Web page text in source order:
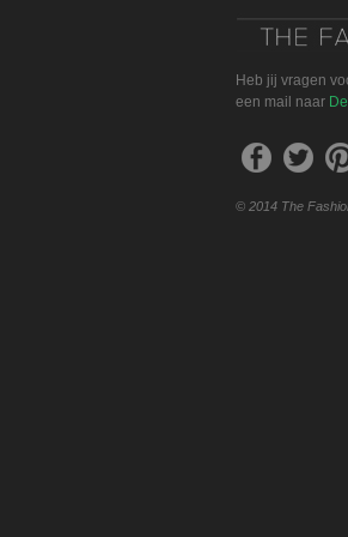
Heb jij vragen
een mail naar
© 2014 The